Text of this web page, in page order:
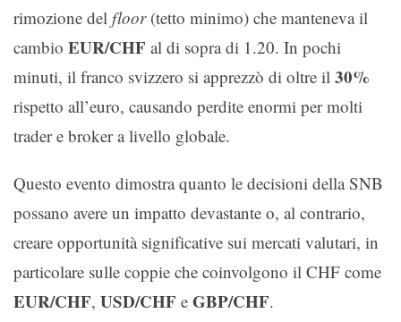
rimozione del floor(tetto minimo) che manteneva il
cambio EUR/CHF al di sopra di 1.20. In pochi
minuti, il franco svizzero si apprezzò di oltre il 30%
rispetto all’euro, causando perdite enormi per molti
trader e broker a livello globale.
Questo evento dimostra quanto le decisioni della SNB
possano avere un impatto devastante o, al contrario,
creare opportunità significative sui mercati valutari, in
particolare sulle coppie che coinvolgono il CHF come
EUR/CHF, USD/CHF e GBP/CHF.